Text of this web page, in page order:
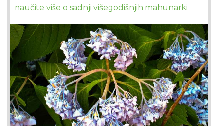
naučite više o sadnji višegodišnjih mahunarki